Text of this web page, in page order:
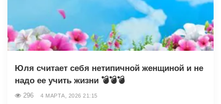
Юля считает себя нетипичной женщиной и не
надо ее учить жизни 💣💣💣
296 4 МАРТА, 2026 21:15